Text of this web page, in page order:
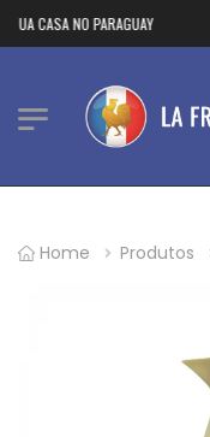
CASA NO PARAGUAY
Home Produtos